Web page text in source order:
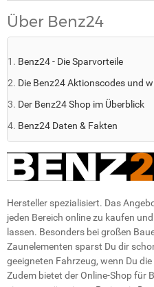
Über Benz24
Benz24 - Die Sparvorteile
Die Benz24 Aktionscodes und
Der Benz24 Shop im Überblick
Benz24 Daten & Fakten
Hersteller spezialisiert. Das
jeden Bereich online zu kaufen
lassen. Besonders bei großen
Zaunelementen sparst Du dir
geeigneten Fahrzeug, wenn Du
Zudem bietet der Online-Shop für